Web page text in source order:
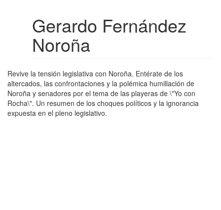
Gerardo Fernández
Noroña
Revive la tensión legislativa con Noroña. Entérate de los
altercados, las confrontaciones y la polémica humillación de
Noroña y senadores por el tema de las playeras de \"Yo con
Rocha\". Un resumen de los choques políticos y la ignorancia
expuesta en el pleno legislativo.